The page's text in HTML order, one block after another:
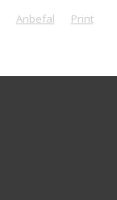
Anbefal Print